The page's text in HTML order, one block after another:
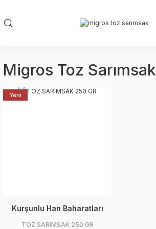
Migros Toz Sarımsak
Yeni
Kurşunlu Han Baharatları
TOZ SARIMSAK 250 GR